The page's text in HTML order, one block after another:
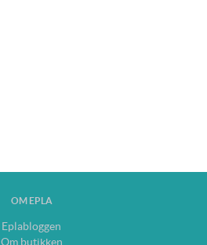
OM EPLA
Eplabloggen
Om butikken